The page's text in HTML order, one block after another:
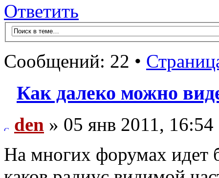
Ответить
Сообщений: 22 •
Как далеко можно
den » 05 янв 2011, 16:54
На многих форумах идет